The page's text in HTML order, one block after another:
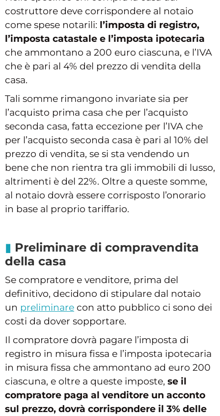
costruttore deve corrispondere al notaio
come spese notarili: l’imposta di registro,
l’imposta catastale e l’imposta ipotecaria
che ammontano a 200 euro ciascuna, e l’IVA
che è pari al 4% del prezzo di vendita della
casa.
Tali somme rimangono invariate sia per
l’acquisto prima casa che per l’acquisto
seconda casa, fatta eccezione per l’IVA che
per l’acquisto seconda casa è pari al 10% del
prezzo di vendita, se si sta vendendo un
bene che non rientra tra gli immobili di lusso,
altrimenti è del 22%. Oltre a queste somme,
al notaio dovrà essere corrisposto l’onorario
in base al proprio tariffario.
Preliminare di compravendita
della casa
Se compratore e venditore, prima del
definitivo, decidono di stipulare dal notaio
un preliminare con atto pubblico ci sono dei
costi da dover sopportare.
Il compratore dovrà pagare l’imposta di
registro in misura fissa e l’imposta ipotecaria
in misura fissa che ammontano ad euro 200
ciascuna, e oltre a queste imposte, se il
compratore paga al venditore un acconto
sul prezzo, dovrà corrispondere il 3% delle